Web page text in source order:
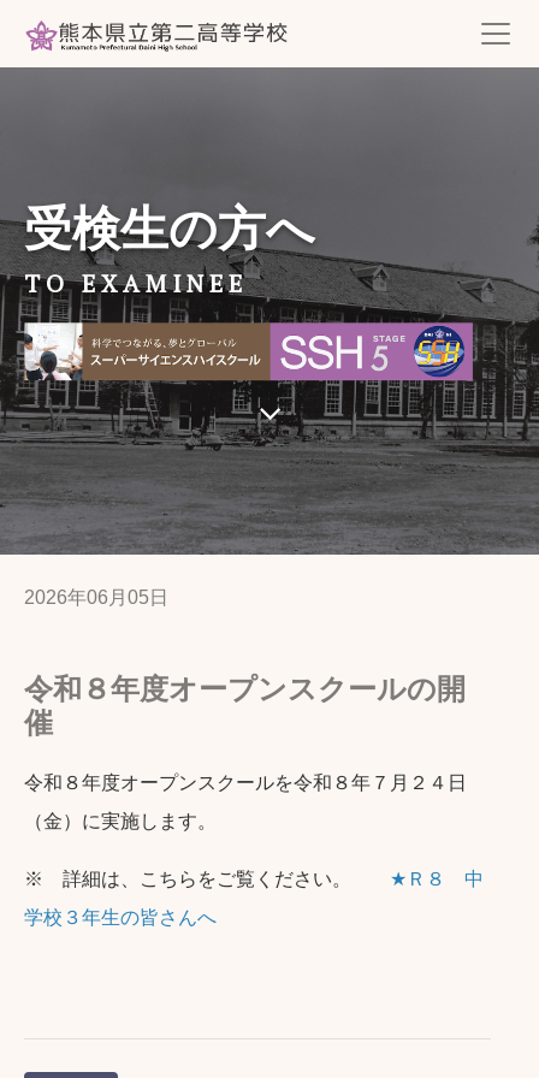
受検生の方へ
TO EXAMINEE
2026年06月05日
令和８年度オープンスクールの開
催
令和８年度オープンスクールを令和８年７月２４日
（金）に実施します。
※ 詳細は、こちらをご覧ください。 ★Ｒ８ 中
学校３年生の皆さんへ